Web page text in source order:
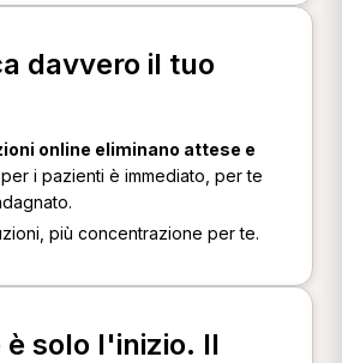
davvero il tuo
online eliminano attese e
i pazienti è immediato, per te
più concentrazione per te.
è solo l'inizio. Il